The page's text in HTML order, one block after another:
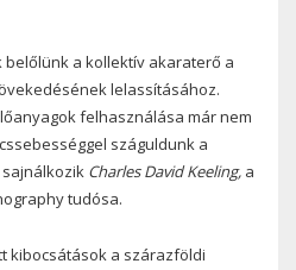
belőlünk a kollektív akaraterő a
lelassításához.
felhasználása már nem
száguldunk a
Charles David Keeling, a
tudósa.
kibocsátások a szárazföldi